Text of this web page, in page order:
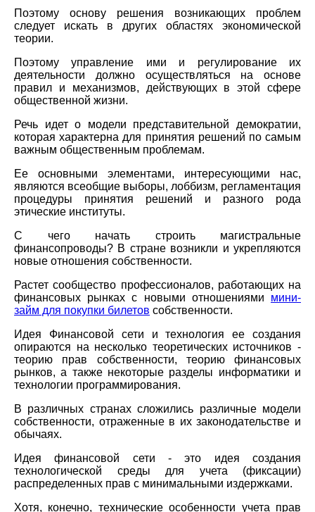
Поэтому основу решения возникающих проблем
следует искать в других областях экономической
теории.
Поэтому управление ими и регулирование их
деятельности должно осуществляться на основе
правил и механизмов, действующих в этой сфере
общественной жизни.
Речь идет о модели представительной демократии,
которая характерна для принятия решений по самым
важным общественным проблемам.
Ее основными элементами, интересующими нас,
являются всеобщие выборы, лоббизм, регламентация
процедуры принятия решений и разного рода
этические институты.
С чего начать строить магистральные
финансопроводы? В стране возникли и укрепляются
новые отношения собственности.
Растет сообщество профессионалов, работающих на
финансовых рынках с новыми отношениями мини-
займ для покупки билетов собственности.
Идея Финансовой сети и технология ее создания
опираются на несколько теоретических источников -
теорию прав собственности, теорию финансовых
рынков, а также некоторые разделы информатики и
технологии программирования.
В различных странах сложились различные модели
собственности, отраженные в их законодательстве и
обычаях.
Идея финансовой сети - это идея создания
технологической среды для учета (фиксации)
распределенных прав с минимальными издержками.
Хотя, конечно, технические особенности учета прав